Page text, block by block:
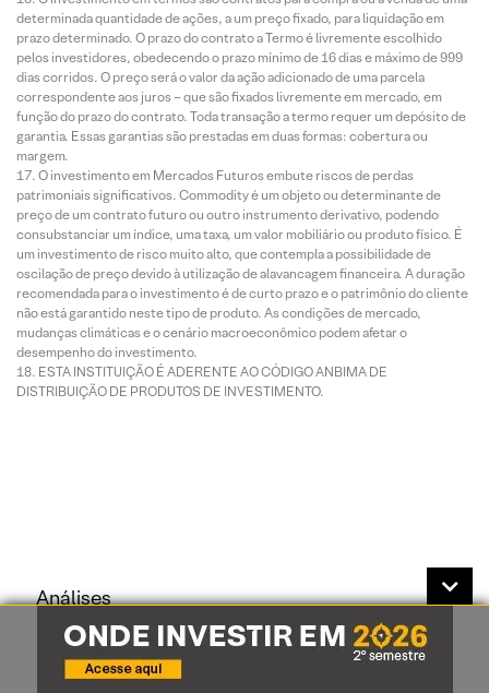
determinada quantidade de ações, a um preço fixado, para liquidação em
prazo determinado. O prazo do contrato a Termo é livremente escolhido
pelos investidores, obedecendo o prazo mínimo de 16 dias e máximo de 999
dias corridos. O preço será o valor da ação adicionado de uma parcela
correspondente aos juros – que são fixados livremente em mercado, em
função do prazo do contrato. Toda transação a termo requer um depósito de
garantia. Essas garantias são prestadas em duas formas: cobertura ou
margem.
O investimento em Mercados Futuros embute riscos de perdas
patrimoniais significativos. Commodity é um objeto ou determinante de
preço de um contrato futuro ou outro instrumento derivativo, podendo
consubstanciar um índice, uma taxa, um valor mobiliário ou produto físico. É
um investimento de risco muito alto, que contempla a possibilidade de
oscilação de preço devido à utilização de alavancagem financeira. A duração
recomendada para o investimento é de curto prazo e o patrimônio do cliente
não está garantido neste tipo de produto. As condições de mercado,
mudanças climáticas e o cenário macroeconômico podem afetar o
desempenho do investimento.
ESTA INSTITUIÇÃO É ADERENTE AO CÓDIGO ANBIMA DE
DISTRIBUIÇÃO DE PRODUTOS DE INVESTIMENTO.
Análises
Recomendações